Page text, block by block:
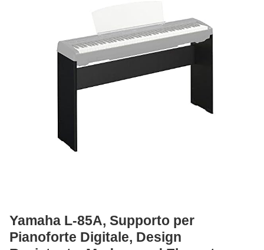
Yamaha L-85A, Supporto per
Pianoforte Digitale, Design